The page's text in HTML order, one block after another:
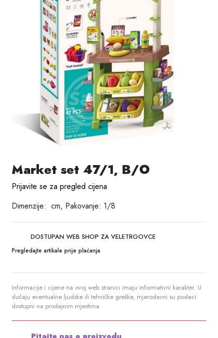
Market set 47/1, B/O
Prijavite se za pregled cijena
Dimenzije: cm, Pakovanje: 1/8
DOSTUPAN WEB SHOP ZA VELETRGOVCE
Pregledajte artikale prije plaćanja
Informacije i cijene na ovoj web stranici imaju informativni karakter. U
slučaju eventualne ljudske ili tehničke greške, mjerodavni su podaci
dostupni na prodajnim mjestima
Pitajte nas o proizvodu